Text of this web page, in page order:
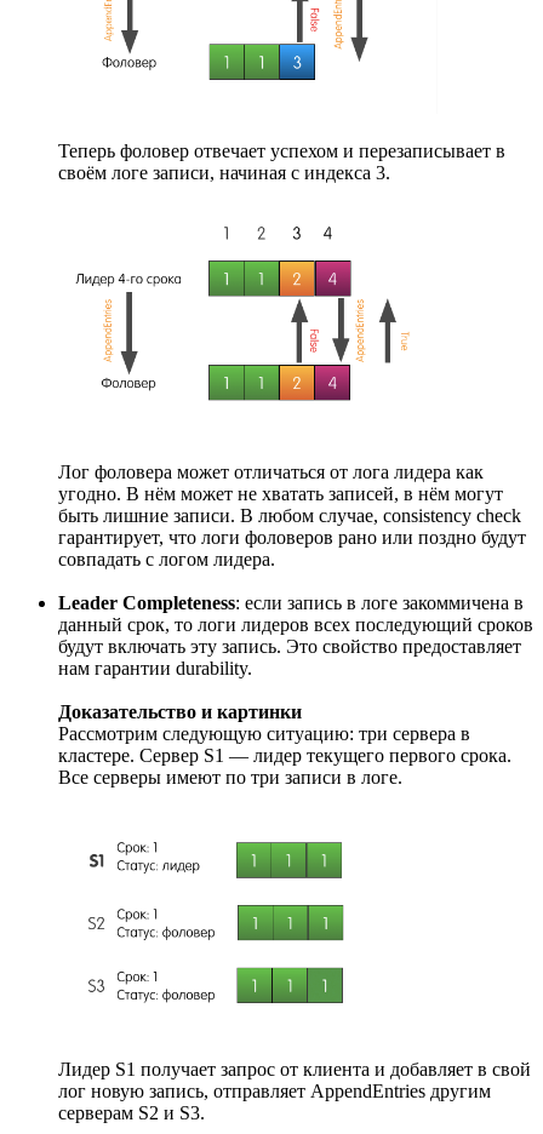
Теперь фоловер отвечает успехом и перезаписывает в
своём логе записи, начиная с индекса 3.
Лог фоловера может отличаться от лога лидера как
угодно. В нём может не хватать записей, в нём могут
быть лишние записи. В любом случае, consistency check
гарантирует, что логи фоловеров рано или поздно будут
совпадать с логом лидера.
Leader Completeness: если запись в логе закоммичена в
данный срок, то логи лидеров всех последующий сроков
будут включать эту запись. Это свойство предоставляет
нам гарантии durability.
Доказательство и картинки
Рассмотрим следующую ситуацию: три сервера в
кластере. Сервер S1 — лидер текущего первого срока.
Все серверы имеют по три записи в логе.
Лидер S1 получает запрос от клиента и добавляет в свой
лог новую запись, отправляет AppendEntries другим
серверам S2 и S3.